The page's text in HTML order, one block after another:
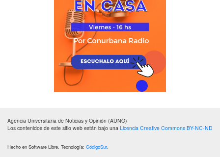
Agencia Universitaria de Noticias y Opinión (AUNO)
Los contenidos de este sitio web están bajo una Licencia Creative Commons BY-NC-ND
Hecho en Software Libre. Tecnología: CódigoSur.